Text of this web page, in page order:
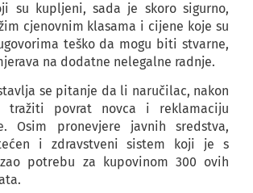
su kupljeni, sada je skoro sigurno,
cjenovnim klasama i cijene koje su
teško da mogu biti stvarne,
na dodatne nelegalne radnje.
se pitanje da li naručilac, nakon
tražiti povrat novca i reklamaciju
Osim pronevjere javnih sredstva,
i zdravstveni sistem koji je s
potrebu za kupovinom 300 ovih